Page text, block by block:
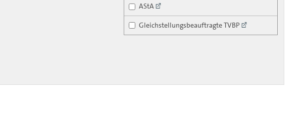
AStA
Gleichstellungsbeauftragte TVBP